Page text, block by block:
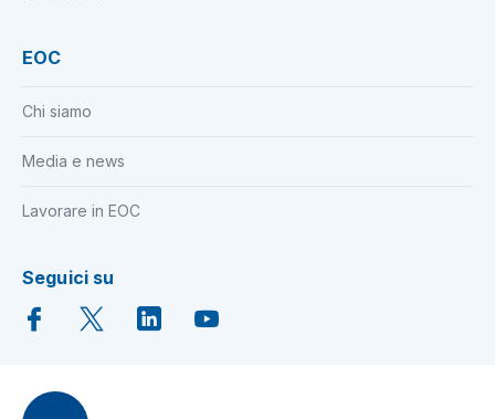
EOC
Chi siamo
Media e news
Lavorare in EOC
Seguici su